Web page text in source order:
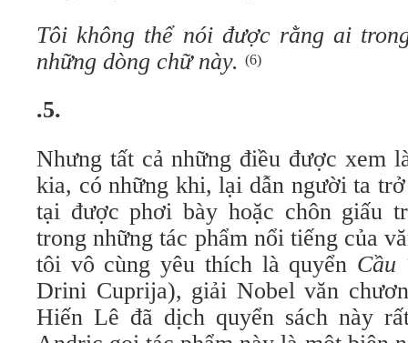
Tôi không thể nói được rằng ai
những dòng chữ này. (6)
.5.
Nhưng tất cả những điều được xem
kia, có những khi, lại dẫn người ta
tại được phơi bày hoặc chôn giấu
trong những tác phẩm nổi tiếng của
tôi vô cùng yêu thích là quyển Cầu
Drini Cuprija), giải Nobel văn
Hiến Lê đã dịch quyển sách này